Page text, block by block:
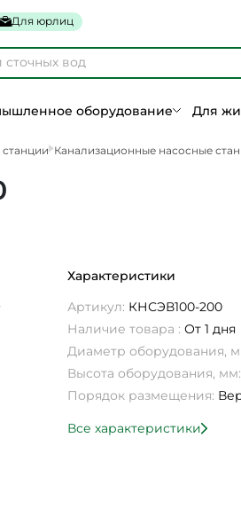
Для юрлиц
оборудование Для
Канализационные насосные
Характеристики
Артикул: КНСЭВ100-200
Наличие товара : От 1 дня
Диаметр оборудования,
Высота оборудования, мм:
Порядок размещения:
Все характеристики